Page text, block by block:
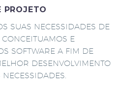
PROJETO
SUAS NECESSIDADES DE
CONCEITUAMOS E
SOFTWARE A FIM DE
DESENVOLVIMENTO